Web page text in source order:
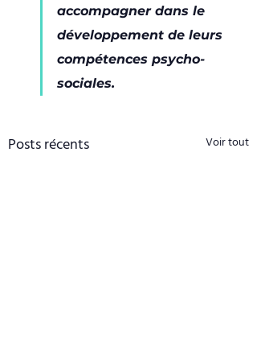
accompagner dans le
développement de leurs
compétences psycho-
sociales.
Posts récents Voir tout